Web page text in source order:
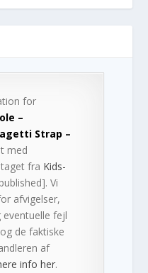
for
–
Strap –
med
fra Kids-
Vi
afvigelser,
fejl
de faktiske
af
info her.